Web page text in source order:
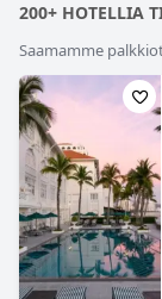
200+ HOTELLIA
Saamamme